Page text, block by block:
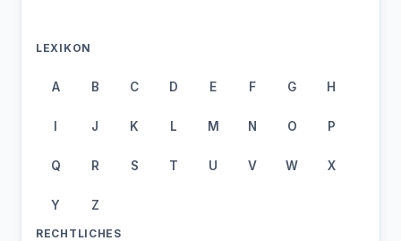
LEXIKON
A B C D E F G H
I J K L M N O P
Q R S T U V W X
Y Z
RECHTLICHES